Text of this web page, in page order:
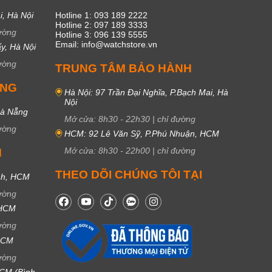
Hà Nội
Hà Nội
Nẵng
HCM
Hotline 1: 093 189 2222
Hotline 2: 097 189 3333
Hotline 3: 096 139 5555
Email: info@watchstore.vn
TRUNG TÂM BẢO HÀNH
Hà Nội: 97 Trần Đại Nghĩa, P.Bạch Mai, Hà
Nội
Mở cửa: 8h30 - 22h30 | chỉ đường
HCM: 92 Lê Văn Sỹ, P.Phú Nhuận, HCM
Mở cửa: 8h30 - 22h00 | chỉ đường
THEO DÕI CHÚNG TÔI TẠI